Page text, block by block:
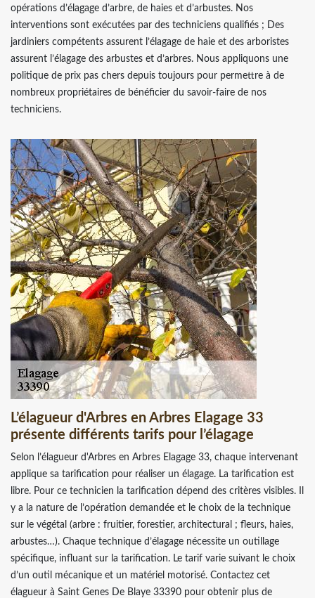
opérations d’élagage d’arbre, de haies et d’arbustes. Nos
interventions sont exécutées par des techniciens qualifiés ; Des
jardiniers compétents assurent l’élagage de haie et des arboristes
assurent l’élagage des arbustes et d’arbres. Nous appliquons une
politique de prix pas chers depuis toujours pour permettre à de
nombreux propriétaires de bénéficier du savoir-faire de nos
techniciens.
L’élagueur d'Arbres en Arbres Elagage 33
présente différents tarifs pour l’élagage
Selon l’élagueur d'Arbres en Arbres Elagage 33, chaque intervenant
applique sa tarification pour réaliser un élagage. La tarification est
libre. Pour ce technicien la tarification dépend des critères visibles. Il
y a la nature de l’opération demandée et le choix de la technique
sur le végétal (arbre : fruitier, forestier, architectural ; fleurs, haies,
arbustes…). Chaque technique d’élagage nécessite un outillage
spécifique, influant sur la tarification. Le tarif varie suivant le choix
d’un outil mécanique et un matériel motorisé. Contactez cet
élagueur à Saint Genes De Blaye 33390 pour obtenir plus de